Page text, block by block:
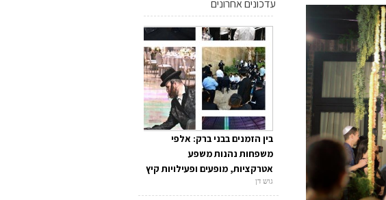
עדכונים אחרונים
בין הזמנים בבני ברק: אלפי
משפחות נהנות משפע
אטרקציות, מופעים ופעילויות קיץ
גוש דן